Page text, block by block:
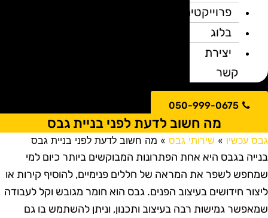
פרוייקטים
בלוג
יצירת
קשר
050-999-0675
מה חשוב לדעת לפני בניית גבס
עכשיו» שירותי גבס» מה חשוב לדעת לפני בניית גבס
בגבס היא אחת הפתרונות המבוקשים ביותר כיום למי
לשפר את המראה של חללים פנימיים, להוסיף קירות או
חידושים בעיצוב הפנים. גבס הוא חומר מגובש וקל לעבודה
גמישות רבה בעיצוב ותכנון, וניתן להשתמש בו גם